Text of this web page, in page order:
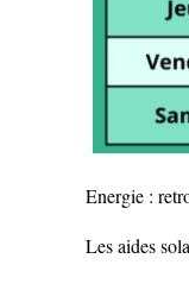
Energie :
Les aides